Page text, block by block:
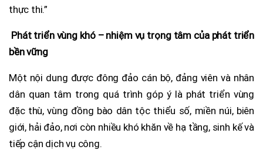
thực thi.”
Phát triển vùng khó – nhiệm vụ trọng tâm của phát triển
bền vững
Một nội dung được đông đảo cán bộ, đảng viên và nhân
dân quan tâm trong quá trình góp ý là phát triển vùng
đặc thù, vùng đồng bào dân tộc thiểu số, miền núi, biên
giới, hải đảo, nơi còn nhiều khó khăn về hạ tầng, sinh kế và
tiếp cận dịch vụ công.